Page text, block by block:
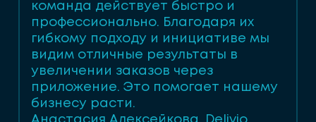
команда действует быстро и
профессионально. Благодаря их
гибкому подходу и инициативе мы
видим отличные результаты в
увеличении заказов через
приложение. Это помогает нашему
бизнесу расти.